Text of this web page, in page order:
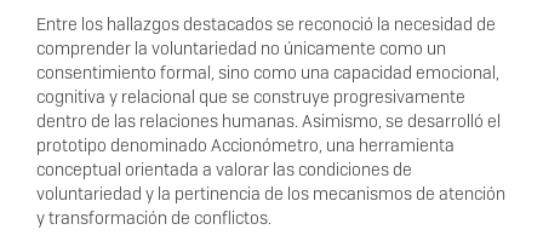
Entre los hallazgos destacados se reconoció la necesidad de
comprender la voluntariedad no únicamente como un
consentimiento formal, sino como una capacidad emocional,
cognitiva y relacional que se construye progresivamente
dentro de las relaciones humanas. Asimismo, se desarrolló el
prototipo denominado Accionómetro, una herramienta
conceptual orientada a valorar las condiciones de
voluntariedad y la pertinencia de los mecanismos de atención
y transformación de conflictos.